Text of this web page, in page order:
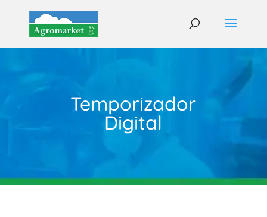
Temporizador
Digital